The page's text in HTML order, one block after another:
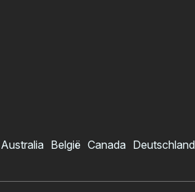
Australia België Canada Deutschland